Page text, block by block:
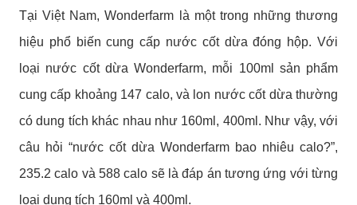
Tại Việt Nam, Wonderfarm là một trong những thương
hiệu phổ biến cung cấp nước cốt dừa đóng hộp. Với
loại nước cốt dừa Wonderfarm, mỗi 100ml sản phẩm
cung cấp khoảng 147 calo, và lon nước cốt dừa thường
có dung tích khác nhau như 160ml, 400ml. Như vậy, với
câu hỏi “nước cốt dừa Wonderfarm bao nhiêu calo?”,
235.2 calo và 588 calo sẽ là đáp án tương ứng với từng
loại dung tích 160ml và 400ml.